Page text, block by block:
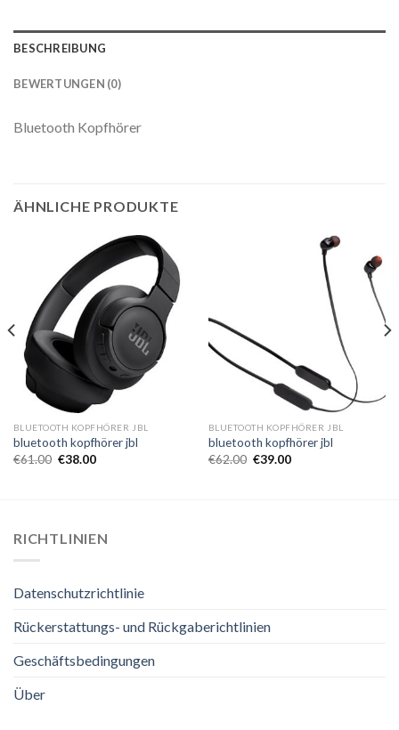
BESCHREIBUNG
BEWERTUNGEN (0)
Bluetooth Kopfhörer
ÄHNLICHE PRODUKTE
BLUETOOTH KOPFHÖRER JBL
bluetooth kopfhörer jbl
€61.00 €38.00
BLUETOOTH KOPFHÖRER JBL
bluetooth kopfhörer jbl
€62.00 €39.00
RICHTLINIEN
Datenschutzrichtlinie
Rückerstattungs- und Rückgaberichtlinien
Geschäftsbedingungen
Über